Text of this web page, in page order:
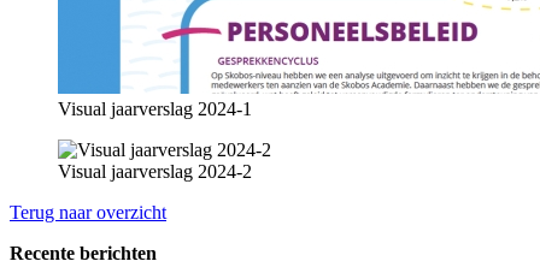
Visual jaarverslag 2024-1
Visual jaarverslag 2024-2
Terug naar overzicht
Recente berichten